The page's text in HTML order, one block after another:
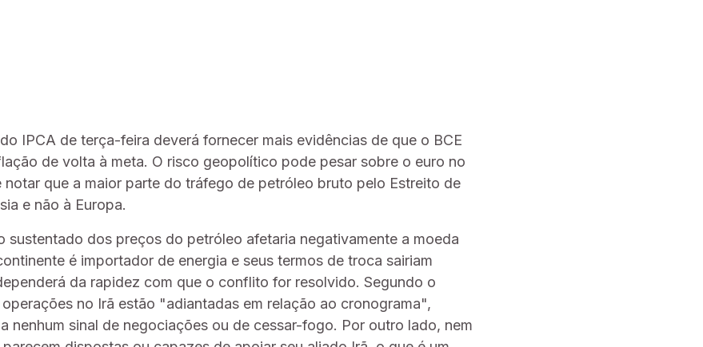
IPCA de terça-feira deverá fornecer mais evidências de que o BCE
de volta à meta. O risco geopolítico pode pesar sobre o euro no
notar que a maior parte do tráfego de petróleo bruto pelo Estreito de
e não à Europa.
sustentado dos preços do petróleo afetaria negativamente a moeda
é importador de energia e seus termos de troca sairiam
da rapidez com que o conflito for resolvido. Segundo o
no Irã estão "adiantadas em relação ao cronograma",
nenhum sinal de negociações ou de cessar-fogo. Por outro lado, nem